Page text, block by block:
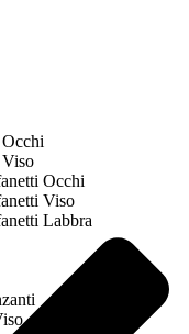
Occhi
Viso
Labbra